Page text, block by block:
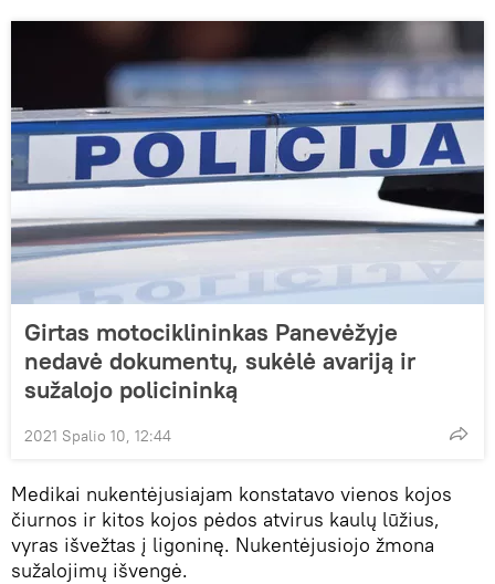
Girtas motociklininkas Panevėžyje
nedavė dokumentų, sukėlė avariją ir
sužalojo policininką
2021 Spalio 10, 12:44
Medikai nukentėjusiajam konstatavo vienos kojos
čiurnos ir kitos kojos pėdos atvirus kaulų lūžius,
vyras išvežtas į ligoninę. Nukentėjusiojo žmona
sužalojimų išvengė.